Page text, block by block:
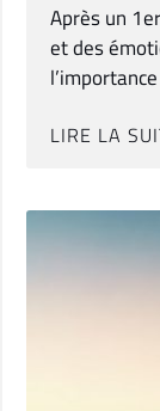
Après un
et des
LIRE LA